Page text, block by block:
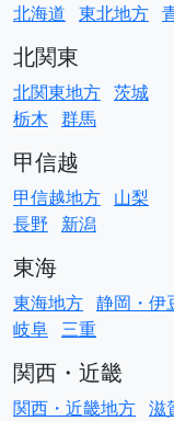
北海道 東北地方
北関東
北関東地方 茨城
栃木 群馬
甲信越
甲信越地方 山梨
長野
新潟
東海
東海地方 静岡・伊
岐阜 三重
関西・近畿
関西・近畿地方 滋